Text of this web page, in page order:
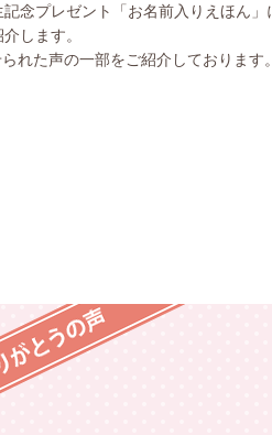
記念プレゼント「お名前入りえほん
します。
れた声の一部をご紹介しております